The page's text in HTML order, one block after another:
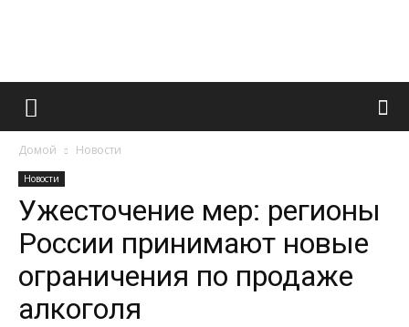
Французский
и
Домой Новости
Новости
Ужесточение мер: регионы
России принимают новые
ограничения по продаже
алкоголя